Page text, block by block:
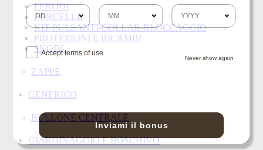
FERODI
FORCELLE
KIT PULSANTI-COLLAR-BLOCCAGGIO
PROTEZIONI E RICAMBI
SNODI
ZAPPE
GENERICO
BULLONE CENTRALE
GIARDINAGGIO E BOSCHIVO
Accept terms of use
Never show again
Inviami il bonus